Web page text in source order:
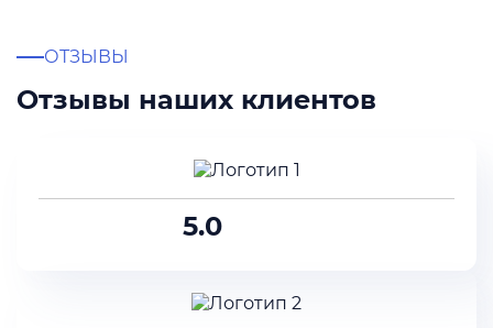
ОТЗЫВЫ
Отзывы наших клиентов
5.0